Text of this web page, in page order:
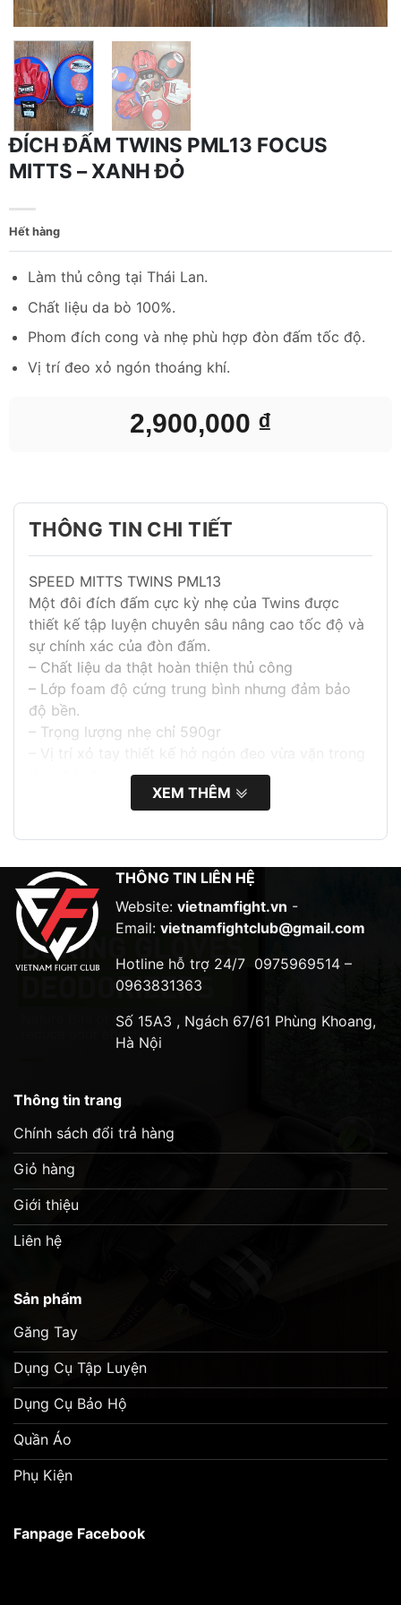
ĐÍCH ĐẤM TWINS PML13 FOCUS
MITTS – XANH ĐỎ
2,900,000 ₫
Làm thủ công tại Thái Lan.
Chất liệu da bò 100%.
Phom đích cong và nhẹ phù hợp đòn đấm tốc độ.
Vị trí đeo xỏ ngón thoáng khí.
Hết hàng
THÔNG TIN CHI TIẾT
SPEED MITTS TWINS PML13
Một đôi đích đấm cực kỳ nhẹ của Twins được
thiết kế tập luyện chuyên sâu nâng cao tốc độ và
sự chính xác của đòn đấm.
– Chất liệu da thật hoàn thiện thủ công
– Lớp foam độ cứng trung bình nhưng đảm bảo
độ bền.
– Trọng lượng nhẹ chỉ 590gr
– Vị trí xỏ tay thiết kế hở ngón đeo vừa vặn trong
XEM THÊM
THÔNG TIN LIÊN HỆ
Website: vietnamfight.vn -
Email: vietnamfightclub@gmail.com
Hotline hỗ trợ 24/7 0975969514 –
0963831363
Số 15A3 , Ngách 67/61 Phùng Khoang,
Hà Nội
Thông tin trang
Chính sách đổi trả hàng
Giỏ hàng
Giới thiệu
Liên hệ
Sản phẩm
Găng Tay
Dụng Cụ Tập Luyện
Dụng Cụ Bảo Hộ
Quần Áo
Phụ Kiện
Fanpage Facebook